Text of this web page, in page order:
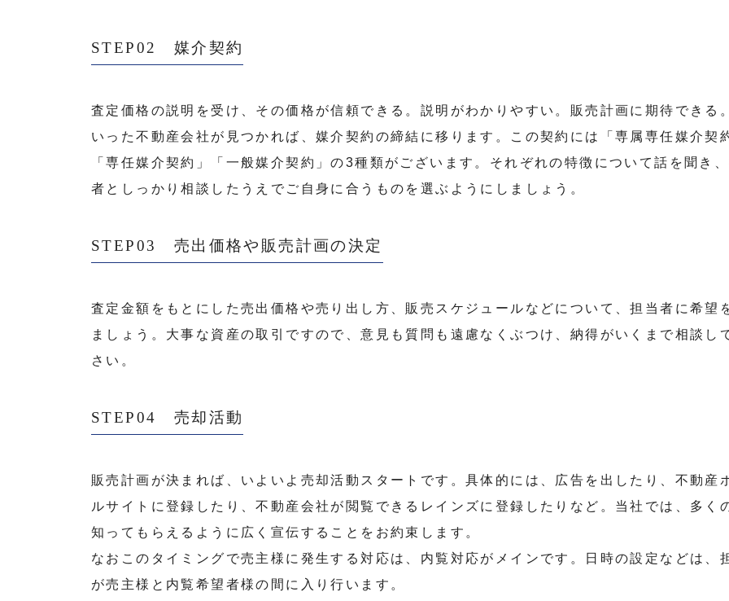
STEP02 媒介契約
査定価格の説明を受け、その価格が信頼できる。説明がわかりやすい。販売計画に期待できる
いった不動産会社が見つかれば、媒介契約の締結に移ります。この契約には「専属専任媒介契
「専任媒介契約」「一般媒介契約」の3種類がございます。それぞれの特徴について話を聞き
者としっかり相談したうえでご自身に合うものを選ぶようにしましょう。
STEP03 売出価格や販売計画の決定
査定金額をもとにした売出価格や売り出し方、販売スケジュールなどについて、担当者に希望
ましょう。大事な資産の取引ですので、意見も質問も遠慮なくぶつけ、納得がいくまで相談し
さい。
STEP04 売却活動
販売計画が決まれば、いよいよ売却活動スタートです。具体的には、広告を出したり、不動産
ルサイトに登録したり、不動産会社が閲覧できるレインズに登録したりなど。当社では、多く
知ってもらえるように広く宣伝することをお約束します。
なおこのタイミングで売主様に発生する対応は、内覧対応がメインです。日時の設定などは、
が売主様と内覧希望者様の間に入り行います。